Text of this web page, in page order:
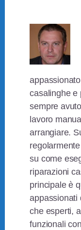
casalinghe e
sempre
lavoro
arrangiare.
su come
riparazioni
principale è
appassionati
che esperti,
funzionali